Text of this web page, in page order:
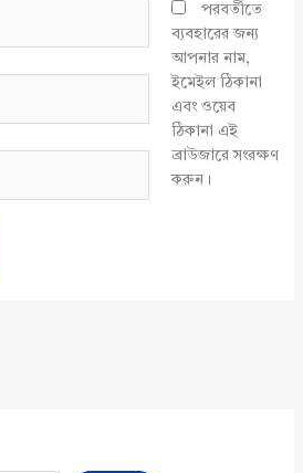
পরবর্তীতে
ব্যবহারের জন্য
আপনার নাম,
ইমেইল ঠিকানা
এবং ওয়েব
ঠিকানা এই
ব্রাউজারে সংরক্ষণ
করুন।